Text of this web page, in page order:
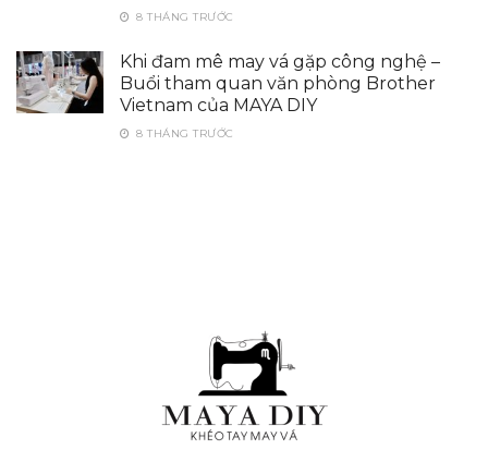
8 THÁNG TRƯỚC
Khi đam mê may vá gặp công nghệ –
Buổi tham quan văn phòng Brother
Vietnam của MAYA DIY
8 THÁNG TRƯỚC